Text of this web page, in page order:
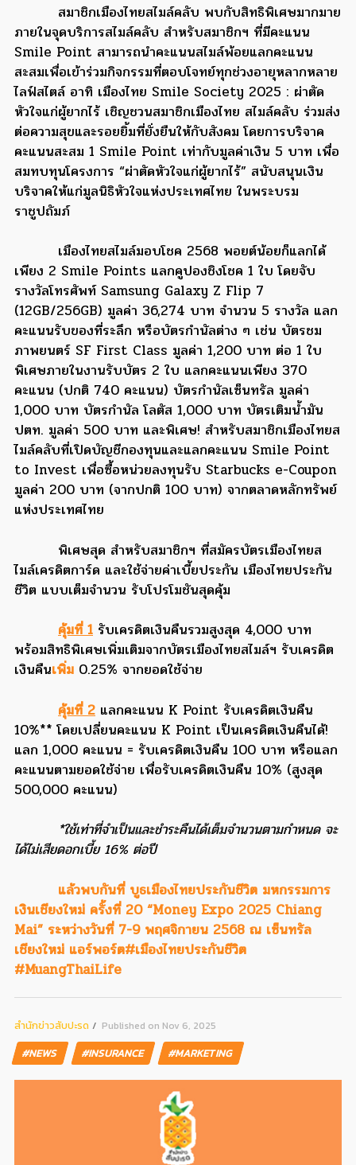
สมาชิกเมืองไทยสไมล์คลับ พบกับสิทธิพิเศษมากมาย
ภายในจุดบริการสไมล์คลับ สำหรับสมาชิกฯ ที่มีคะแนน
Smile Point สามารถนำคะแนนสไมล์พ้อยแลกคะแนน
สะสมเพื่อเข้าร่วมกิจกรรมที่ตอบโจทย์ทุกช่วงอายุหลากหลาย
ไลฟ์สไตล์ อาทิ เมืองไทย Smile Society 2025 : ผ่าตัด
หัวใจแก่ผู้ยากไร้ เชิญชวนสมาชิกเมืองไทย สไมล์คลับ ร่วมส่ง
ต่อความสุขและรอยยิ้มที่ยั่งยืนให้กับสังคม โดยการบริจาค
คะแนนสะสม 1 Smile Point เท่ากับมูลค่าเงิน 5 บาท เพื่อ
สมทบทุนโครงการ “ผ่าตัดหัวใจแก่ผู้ยากไร้” สนับสนุนเงิน
บริจาคให้แก่มูลนิธิหัวใจแห่งประเทศไทย ในพระบรม
ราชูปถัมภ์
เมืองไทยสไมล์มอบโชค 2568 พอยต์น้อยก็แลกได้
เพียง 2 Smile Points แลกคูปองชิงโชค 1 ใบ โดยจับ
รางวัลโทรศัพท์ Samsung Galaxy Z Flip 7
(12GB/256GB) มูลค่า 36,274 บาท จำนวน 5 รางวัล แลก
คะแนนรับของที่ระลึก หรือบัตรกำนัลต่าง ๆ เช่น บัตรชม
ภาพยนตร์ SF First Class มูลค่า 1,200 บาท ต่อ 1 ใบ
พิเศษภายในงานรับบัตร 2 ใบ แลกคะแนนเพียง 370
คะแนน (ปกติ 740 คะแนน) บัตรกำนัลเซ็นทรัล มูลค่า
1,000 บาท บัตรกำนัล โลตัส 1,000 บาท บัตรเติมน้ำมัน
ปตท. มูลค่า 500 บาท และพิเศษ! สำหรับสมาชิกเมืองไทยส
ไมล์คลับที่เปิดบัญชีกองทุนและแลกคะแนน Smile Point
to Invest เพื่อซื้อหน่วยลงทุนรับ Starbucks e-Coupon
มูลค่า 200 บาท (จากปกติ 100 บาท) จากตลาดหลักทรัพย์
แห่งประเทศไทย
พิเศษสุด สำหรับสมาชิกฯ ที่สมัครบัตรเมืองไทยส
ไมล์เครดิตการ์ด และใช้จ่ายค่าเบี้ยประกัน เมืองไทยประกัน
ชีวิต แบบเต็มจำนวน รับโปรโมชันสุดคุ้ม
คุ้มที่ 1 รับเครดิตเงินคืนรวมสูงสุด 4,000 บาท
พร้อมสิทธิพิเศษเพิ่มเติมจากบัตรเมืองไทยสไมล์ฯ รับเครดิต
เงินคืนเพิ่ม 0.25% จากยอดใช้จ่าย
คุ้มที่ 2 แลกคะแนน K Point รับเครดิตเงินคืน
10%** โดยเปลี่ยนคะแนน K Point เป็นเครดิตเงินคืนได้!
แลก 1,000 คะแนน = รับเครดิตเงินคืน 100 บาท หรือแลก
คะแนนตามยอดใช้จ่าย เพื่อรับเครดิตเงินคืน 10% (สูงสุด
500,000 คะแนน)
*ใช้เท่าที่จำเป็นและชำระคืนได้เต็มจำนวนตามกำหนด จะ
ได้ไม่เสียดอกเบี้ย 16% ต่อปี
แล้วพบกันที่ บูธเมืองไทยประกันชีวิต มหกรรมการ
เงินเชียงใหม่ ครั้งที่ 20 “Money Expo 2025 Chiang
Mai” ระหว่างวันที่ 7-9 พฤศจิกายน 2568 ณ เซ็นทรัล
เชียงใหม่ แอร์พอร์ต#เมืองไทยประกันชีวิต
#MuangThaiLife
สํานักข่าวสับปะรด Published on Nov 6, 2025
#NEWS #INSURANCE #MARKETING